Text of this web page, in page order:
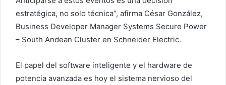
estratégica, no solo técnica”, afirma César González,
Business Developer Manager Systems Secure Power
– South Andean Cluster en Schneider Electric.
El papel del software inteligente y el hardware de
potencia avanzada es hoy el sistema nervioso del